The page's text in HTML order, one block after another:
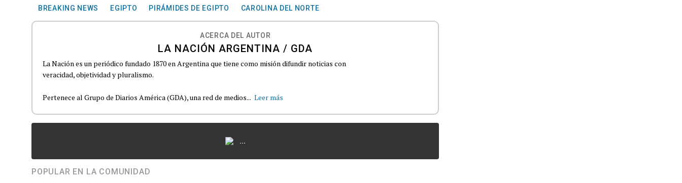
BREAKING NEWS EGIPTO PIRÁMIDES DE EGIPTO CAROLINA DEL NORTE
ACERCA DEL AUTOR
LA NACIÓN ARGENTINA / GDA
La Nación es un periódico fundado 1870 en Argentina que tiene como misión difundir noticias con
veracidad, objetividad y pluralismo.
Pertenece al Grupo de Diarios América (GDA), una red de medios... Leer más
...
POPULAR EN LA COMUNIDAD